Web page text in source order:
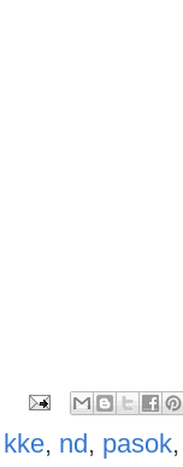
kke, nd, pasok